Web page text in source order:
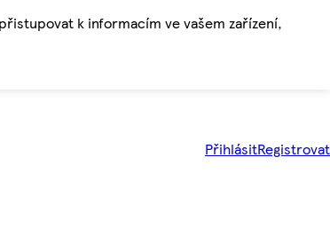
k informacím ve vašem zařízení,
PřihlásitRegistrovat